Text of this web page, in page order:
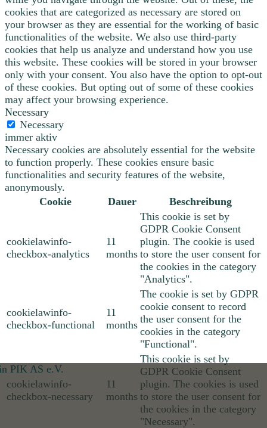
cookies that are categorized as necessary are stored on
your browser as they are essential for the working of basic
functionalities of the website. We also use third-party
cookies that help us analyze and understand how you use
this website. These cookies will be stored in your browser
only with your consent. You also have the option to opt-out
of these cookies. But opting out of some of these cookies
may affect your browsing experience.
Necessary
Necessary
immer aktiv
Necessary cookies are absolutely essential for the website
to function properly. These cookies ensure basic
functionalities and security features of the website,
anonymously.
Cookie
Dauer Beschreibung
cookielawinfo-
checkbox-analytics
11
months
This cookie is set by
GDPR Cookie Consent
plugin. The cookie is used
to store the user consent for
the cookies in the category
"Analytics".
cookielawinfo-
checkbox-functional
11
months
The cookie is set by GDPR
cookie consent to record
the user consent for the
cookies in the category
"Functional".
cookielawinfo-
checkbox-necessary
11
months
This cookie is set by
GDPR Cookie Consent
plugin. The cookies is used
to store the user consent for
the cookies in the category
"Necessary".